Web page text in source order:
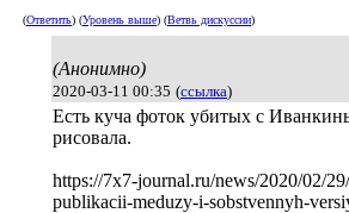
(Ответить) (Уровень выше) (Ветвь дискуссии)
(Анонимно)
2020-03-11 00:35 (ссылка)
Есть куча фоток убитых с
рисовала.
https://7x7-journal.ru/news/2020/02/
publikacii-meduzy-i-sobstvennyh-